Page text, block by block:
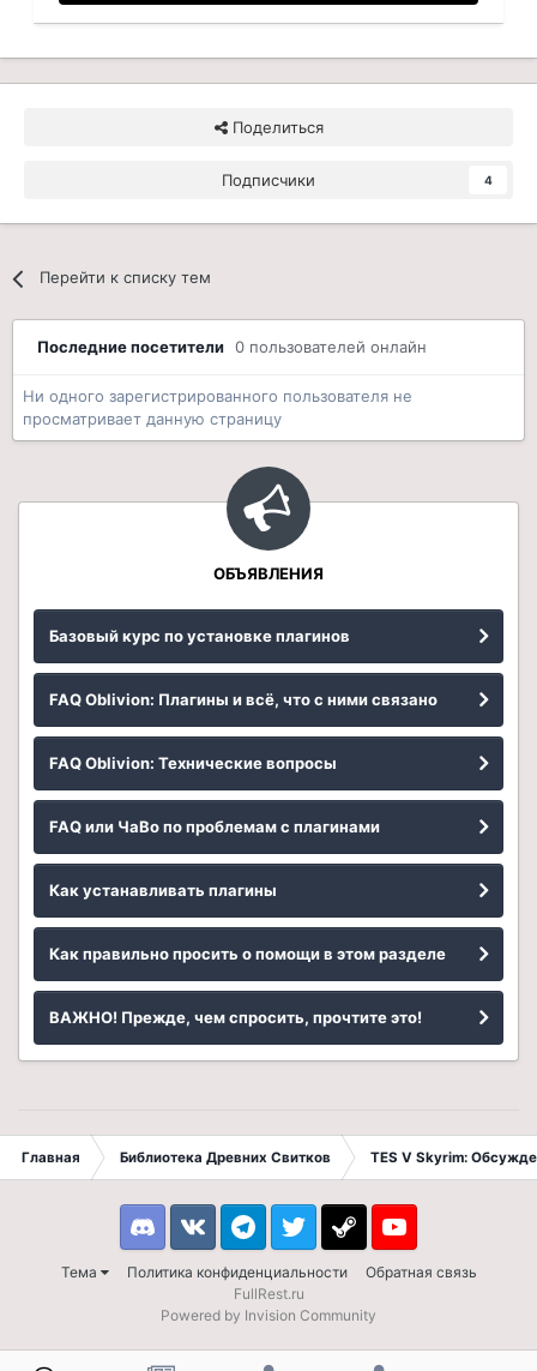
Поделиться
Подписчики 4
Перейти к списку тем
Последние посетители 0 пользователей онлайн
Ни одного зарегистрированного пользователя не
просматривает данную страницу
ОБЪЯВЛЕНИЯ
Базовый курс по установке плагинов
FAQ Oblivion: Плагины и всё, что с ними связано
FAQ Oblivion: Технические вопросы
FAQ или ЧаВо по проблемам с плагинами
Как устанавливать плагины
Как правильно просить о помощи в этом разделе
ВАЖНО! Прежде, чем спросить, прочтите это!
Главная Библиотека Древних Свитков TES V Skyrim:
Тема Политика конфиденциальности Обратная связь
DiscordVK TelegramTwitter Steam Youtube
FullRest.ru
Powered by Invision Community